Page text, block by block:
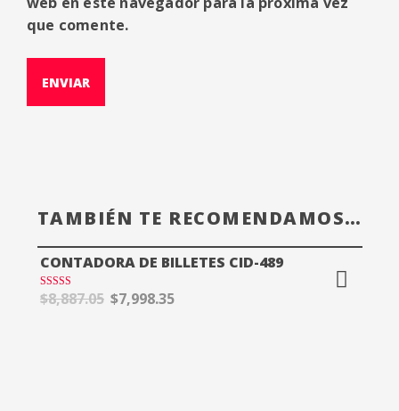
que comente.
TAMBIÉN TE RECOMENDAMOS…
CONTADORA DE BILLETES CID-489
Valorado en
5.00
$8,887.05 $7,998.35